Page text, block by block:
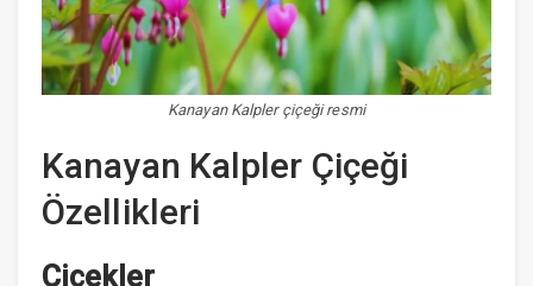
Kanayan Kalpler çiçeği resmi
Kanayan Kalpler Çiçeği
Özellikleri
Çiçekler